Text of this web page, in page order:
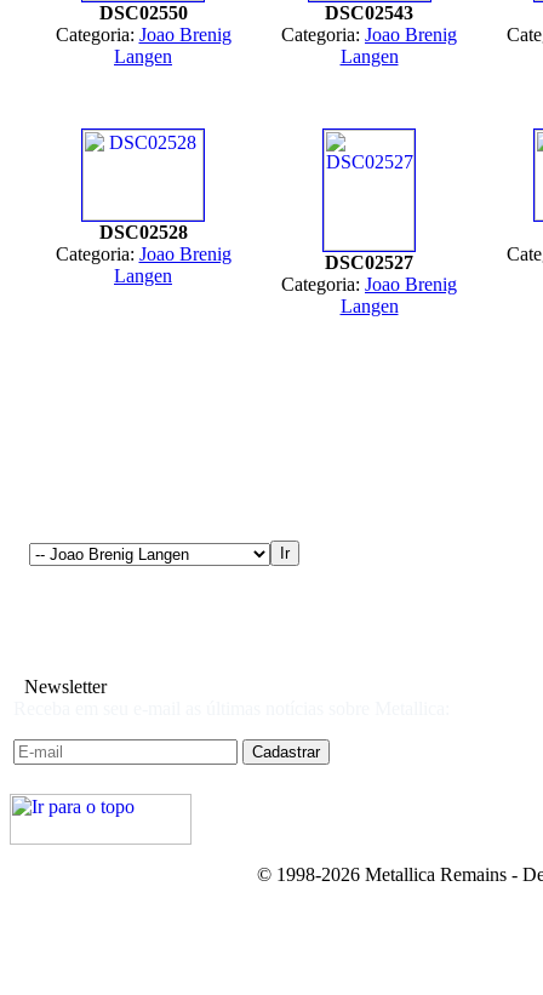
DSC02550
Categoria: Joao Brenig
Langen
DSC02543
Categoria: Joao Brenig
Langen
DSC02528
Categoria: Joao Brenig
Langen
DSC02527
Categoria: Joao Brenig
Langen
Newsletter
© 1998-2026 Metallica Remains -